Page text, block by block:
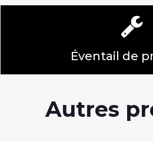
Éventail de
Autres